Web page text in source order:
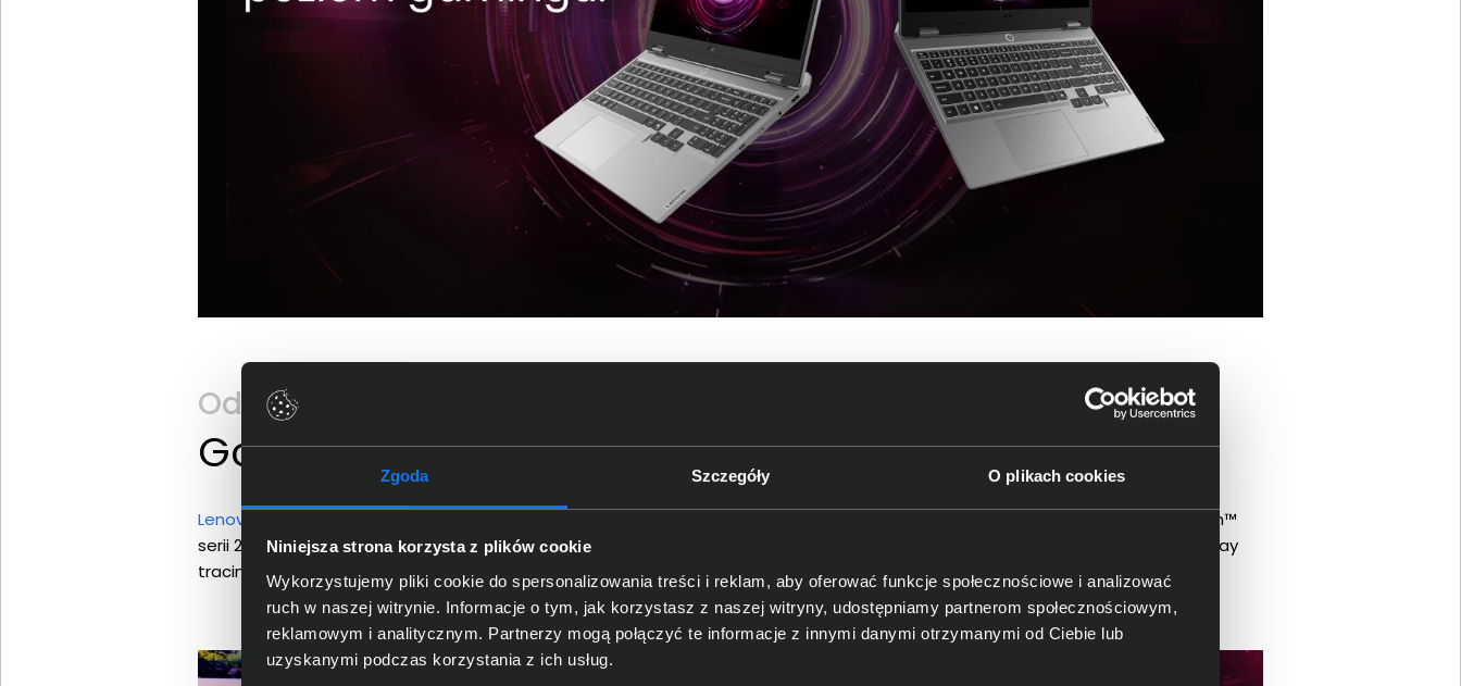
Zgoda Szczegóły O plikach cookies
Niniejsza strona korzysta z plików cookie
Wykorzystujemy pliki cookie do spersonalizowania treści i reklam, aby oferować funkcje społecznościowe i analizować
ruch w naszej witrynie. Informacje o tym, jak korzystasz z naszej witryny, udostępniamy partnerom społecznościowym,
reklamowym i analitycznym. Partnerzy mogą połączyć te informacje z innymi danymi otrzymanymi od Ciebie lub
uzyskanymi podczas korzystania z ich usług.
Odkryj Lenovo LOQ 15AHP10
Gotowy na prawdziwe granie
Lenovo LOQ 15AHP10
to laptop stworzony dla graczy, którzy chcą wejść na wyższy poziom. Wyposażony w procesory AMD Ryzen™
serii 200 oraz karty graficzne NVIDIA® GeForce RTX™ serii 50, zapewnia płynną rozgrywkę i realistyczne efekty dzięki technologii ray
tracing i DLSS 4. To sprzęt, który łączy moc obliczeniową z inteligentnym zarządzaniem wydajnością.